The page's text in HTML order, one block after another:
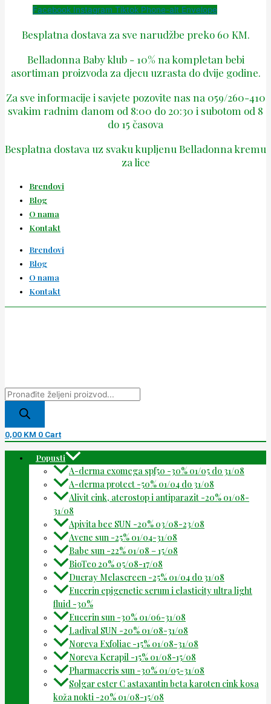
Facebook Instagram Tiktok Phone-alt Envelope
Besplatna dostava za sve narudžbe preko 60 KM.
Belladonna Baby klub - 10% na kompletan bebi
asortiman proizvoda za djecu uzrasta do dvije godine.
Za sve informacije i savjete pozovite nas na 059/260-410
svakim radnim danom od 8:00 do 20:30 i subotom od 8
do 15 časova
Besplatna dostava uz svaku kupljenu Belladonna kremu
za lice
Brendovi
Blog
O nama
Kontakt
Brendovi
Blog
O nama
Kontakt
0,00 KM 0 Cart
Popusti
A-derma exomega spf50 -30% 01/05 do 31/08
A-derma protect -50% 01/04 do 31/08
Alivit cink, aterostop i antiparazit -20% 01/08-
31/08
Apivita bee SUN -20% 03/08-23/08
Avene sun -25% 01/04-31/08
Babe sun -22% 01/08 – 15/08
BioTeo 20% 05/08-17/08
Ducray Melascreen -25% 01/04 do 31/08
Eucerin epigenetic serum i elasticity ultra light
fluid -30%
Eucerin sun -30% 01/06-31/08
Ladival SUN -20% 01/08-31/08
Noreva Exfoliac -15% 01/08-31/08
Noreva Kerapil -15% 01/08-15/08
Pharmaceris sun -30% 01/05-31/08
Solgar ester C astaxantin beta karoten cink kosa
koža nokti -20% 01/08-15/08